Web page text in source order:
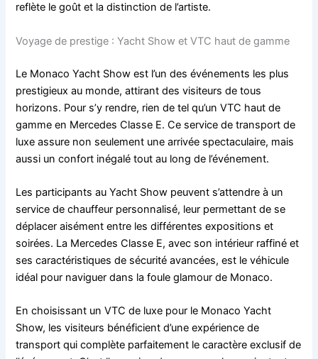
reflète le goût et la distinction de l’artiste.
Voyage de prestige : Yacht Show et VTC haut de gamme
Le Monaco Yacht Show est l’un des événements les plus
prestigieux au monde, attirant des visiteurs de tous
horizons. Pour s’y rendre, rien de tel qu’un VTC haut de
gamme en Mercedes Classe E. Ce service de transport de
luxe assure non seulement une arrivée spectaculaire, mais
aussi un confort inégalé tout au long de l’événement.
Les participants au Yacht Show peuvent s’attendre à un
service de chauffeur personnalisé, leur permettant de se
déplacer aisément entre les différentes expositions et
soirées. La Mercedes Classe E, avec son intérieur raffiné et
ses caractéristiques de sécurité avancées, est le véhicule
idéal pour naviguer dans la foule glamour de Monaco.
En choisissant un VTC de luxe pour le Monaco Yacht
Show, les visiteurs bénéficient d’une expérience de
transport qui complète parfaitement le caractère exclusif de